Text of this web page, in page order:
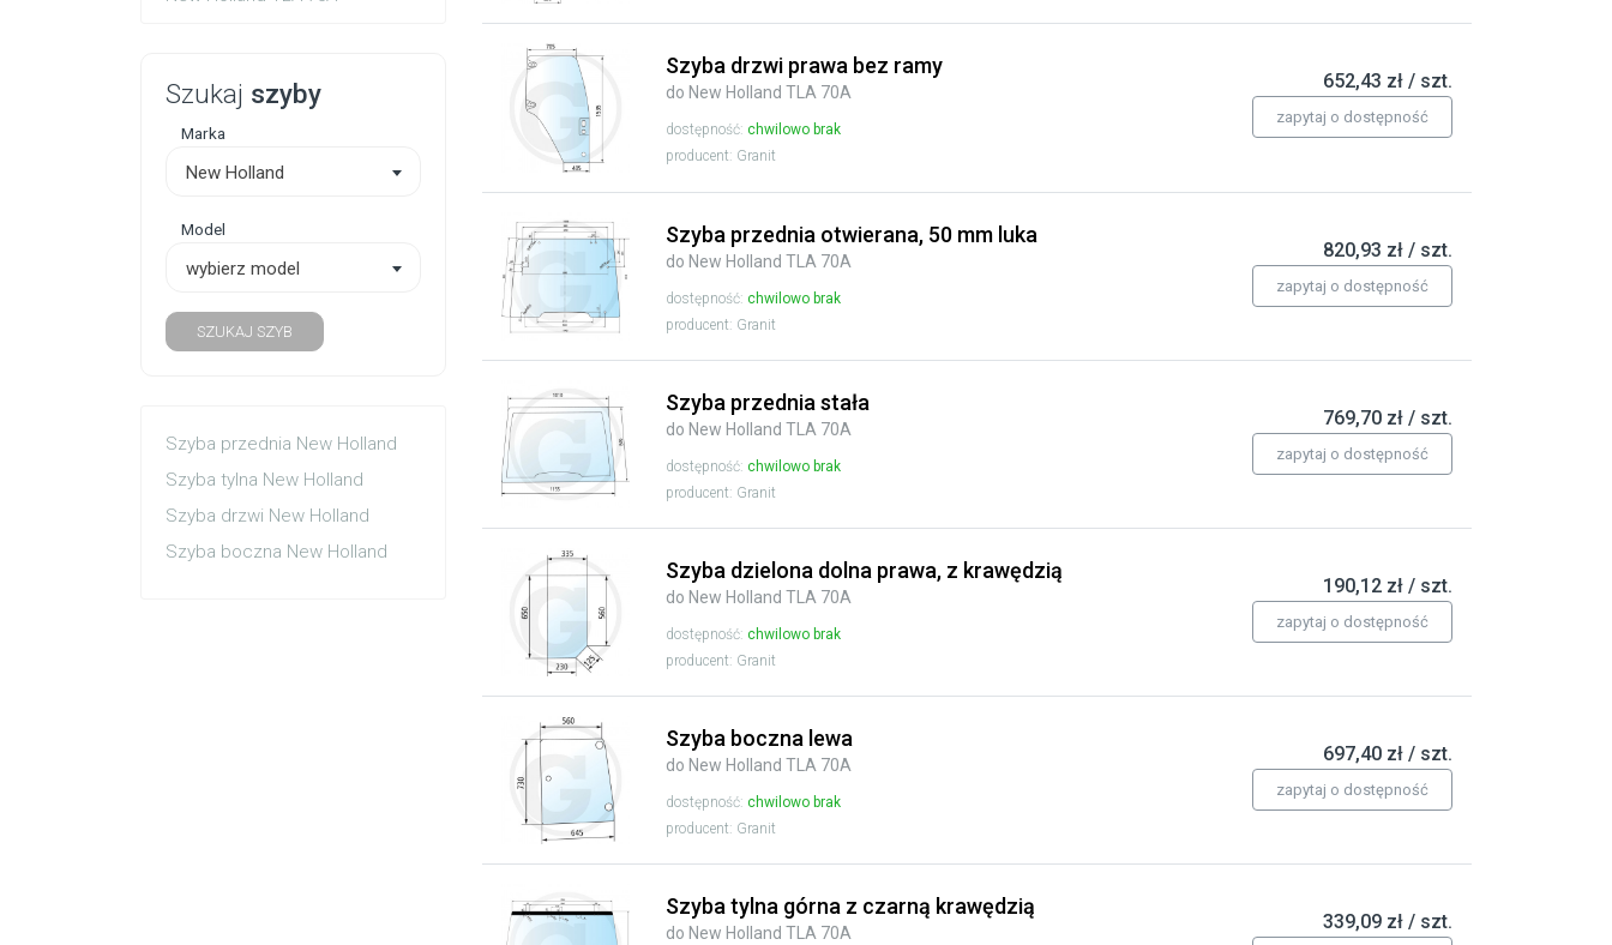
Szukaj szyby
Marka
New Holland
Model
wybierz model
SZUKAJ SZYB
Szyba przednia New Holland
Szyba tylna New Holland
Szyba drzwi New Holland
Szyba boczna New Holland
Szyba drzwi prawa bez ramy
do New Holland TLA 70A
dostępność:chwilowo brak
producent: Granit
652,43 zł / szt.
zapytaj o dostępność
Szyba przednia otwierana, 50 mm luka
do New Holland TLA 70A
dostępność:chwilowo brak
producent: Granit
820,93 zł / szt.
zapytaj o dostępność
Szyba przednia stała
do New Holland TLA 70A
dostępność:chwilowo brak
producent: Granit
769,70 zł / szt.
zapytaj o dostępność
Szyba dzielona dolna prawa, z krawędzią
do New Holland TLA 70A
dostępność:chwilowo brak
producent: Granit
190,12 zł / szt.
zapytaj o dostępność
Szyba boczna lewa
do New Holland TLA 70A
dostępność:chwilowo brak
producent: Granit
697,40 zł / szt.
zapytaj o dostępność
Szyba tylna górna z czarną krawędzią
do New Holland TLA 70A 339,09 zł / szt.